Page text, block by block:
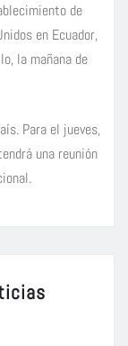
de
en Ecuador,
la mañana de
Para el jueves,
una reunión